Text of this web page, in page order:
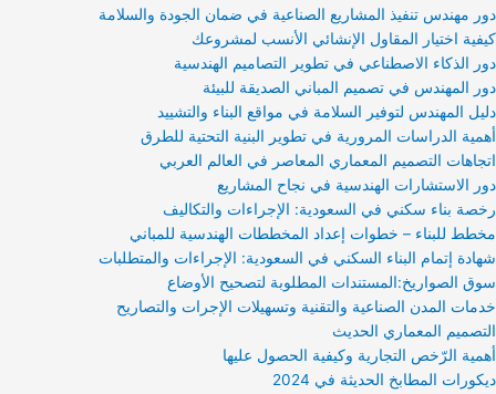
دور مهندس تنفيذ المشاريع الصناعية في ضمان الجودة والسلامة
كيفية اختيار المقاول الإنشائي الأنسب لمشروعك
دور الذكاء الاصطناعي في تطوير التصاميم الهندسية
دور المهندس في تصميم المباني الصديقة للبيئة
دليل المهندس لتوفير السلامة في مواقع البناء والتشييد
أهمية الدراسات المرورية في تطوير البنية التحتية للطرق
اتجاهات التصميم المعماري المعاصر في العالم العربي
دور الاستشارات الهندسية في نجاح المشاريع
رخصة بناء سكني في السعودية: الإجراءات والتكاليف
مخطط للبناء – خطوات إعداد المخططات الهندسية للمباني
شهادة إتمام البناء السكني في السعودية: الإجراءات والمتطلبات
سوق الصواريخ:المستندات المطلوبة لتصحيح الأوضاع
خدمات المدن الصناعية والتقنية وتسهيلات الإجرات والتصاريح
التصميم المعماري الحديث
أهمية الرّخص التجارية وكيفية الحصول عليها
ديكورات المطابخ الحديثة في 2024